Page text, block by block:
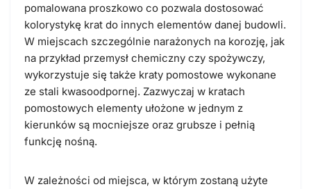
pomalowana proszkowo co pozwala dostosować
kolorystykę krat do innych elementów danej budowli.
W miejscach szczególnie narażonych na korozję, jak
na przykład przemysł chemiczny czy spożywczy,
wykorzystuje się także kraty pomostowe wykonane
ze stali kwasoodpornej. Zazwyczaj w kratach
pomostowych elementy ułożone w jednym z
kierunków są mocniejsze oraz grubsze i pełnią
funkcję nośną.
W zależności od miejsca, w którym zostaną użyte